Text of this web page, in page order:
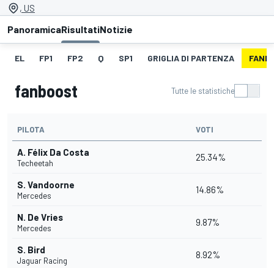
, US
PanoramicaRisultatiNotizie
EL FP1 FP2 Q SP1 GRIGLIA DI PARTENZA
fanboost Tutte le statistiche
PILOTA VOTI
A. Félix Da Costa
Techeetah
25.34%
S. Vandoorne
Mercedes
14.86%
N. De Vries
Mercedes
9.87%
S. Bird
Jaguar Racing
8.92%